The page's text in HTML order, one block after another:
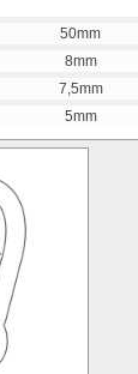
50mm
8mm
7,5mm
5mm